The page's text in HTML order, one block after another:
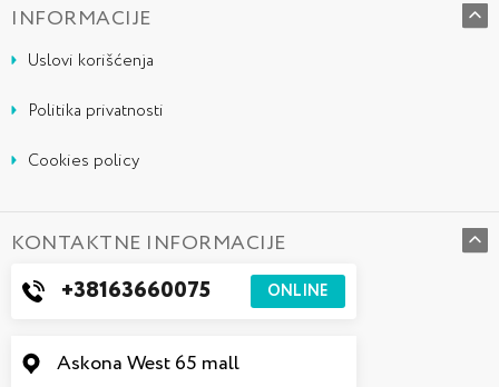
INFORMACIJE
Uslovi korišćenja
Politika privatnosti
Cookies policy
KONTAKTNE INFORMACIJE
+38163660075 ONLINE
Askona West 65 mall